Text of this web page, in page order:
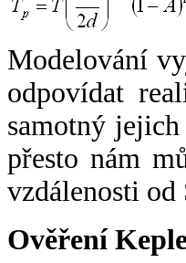
Modelování
odpovídat
samotný
přesto nám
vzdálenosti od
Ověření